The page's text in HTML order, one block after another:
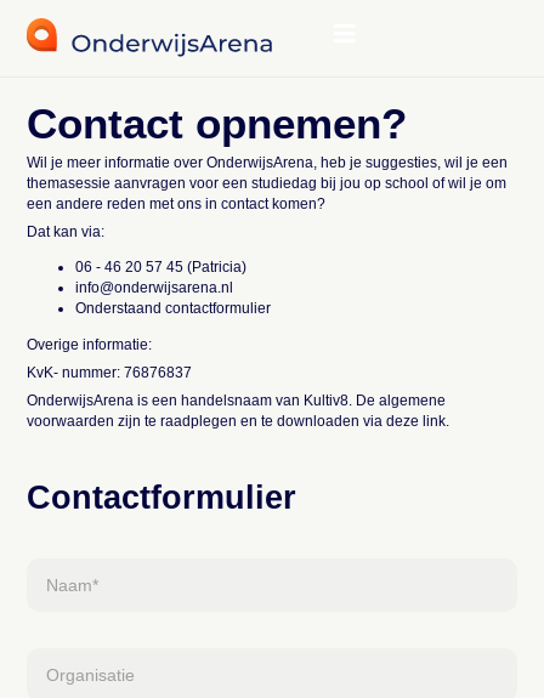
Contact opnemen?
Wil je meer informatie over OnderwijsArena, heb je suggesties, wil je een
themasessie aanvragen voor een studiedag bij jou op school of wil je om
een andere reden met ons in contact komen?
Dat kan via:
06 - 46 20 57 45 (Patricia)
info@onderwijsarena.nl
Onderstaand contactformulier
Overige informatie:
KvK- nummer: 76876837
OnderwijsArena is een handelsnaam van Kultiv8. De algemene
voorwaarden zijn te raadplegen en te downloaden viadeze link.
Contactformulier
Naam*
Organisatie